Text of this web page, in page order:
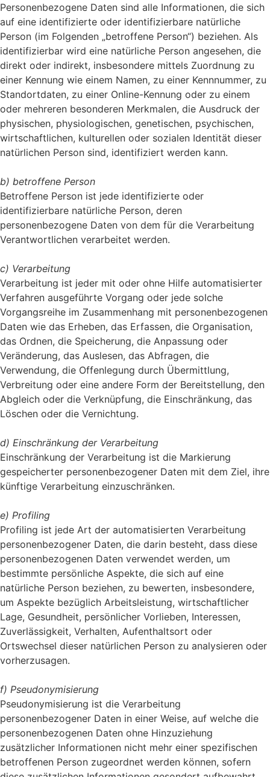
Personenbezogene Daten sind alle Informationen, die sich
auf eine identifizierte oder identifizierbare natürliche
Person (im Folgenden „betroffene Person“) beziehen. Als
identifizierbar wird eine natürliche Person angesehen, die
direkt oder indirekt, insbesondere mittels Zuordnung zu
einer Kennung wie einem Namen, zu einer Kennnummer, zu
Standortdaten, zu einer Online-Kennung oder zu einem
oder mehreren besonderen Merkmalen, die Ausdruck der
physischen, physiologischen, genetischen, psychischen,
wirtschaftlichen, kulturellen oder sozialen Identität dieser
natürlichen Person sind, identifiziert werden kann.
b) betroffene Person
Betroffene Person ist jede identifizierte oder
identifizierbare natürliche Person, deren
personenbezogene Daten von dem für die Verarbeitung
Verantwortlichen verarbeitet werden.
c) Verarbeitung
Verarbeitung ist jeder mit oder ohne Hilfe automatisierter
Verfahren ausgeführte Vorgang oder jede solche
Vorgangsreihe im Zusammenhang mit personenbezogenen
Daten wie das Erheben, das Erfassen, die Organisation,
das Ordnen, die Speicherung, die Anpassung oder
Veränderung, das Auslesen, das Abfragen, die
Verwendung, die Offenlegung durch Übermittlung,
Verbreitung oder eine andere Form der Bereitstellung, den
Abgleich oder die Verknüpfung, die Einschränkung, das
Löschen oder die Vernichtung.
d) Einschränkung der Verarbeitung
Einschränkung der Verarbeitung ist die Markierung
gespeicherter personenbezogener Daten mit dem Ziel, ihre
künftige Verarbeitung einzuschränken.
e) Profiling
Profiling ist jede Art der automatisierten Verarbeitung
personenbezogener Daten, die darin besteht, dass diese
personenbezogenen Daten verwendet werden, um
bestimmte persönliche Aspekte, die sich auf eine
natürliche Person beziehen, zu bewerten, insbesondere,
um Aspekte bezüglich Arbeitsleistung, wirtschaftlicher
Lage, Gesundheit, persönlicher Vorlieben, Interessen,
Zuverlässigkeit, Verhalten, Aufenthaltsort oder
Ortswechsel dieser natürlichen Person zu analysieren oder
vorherzusagen.
f) Pseudonymisierung
Pseudonymisierung ist die Verarbeitung
personenbezogener Daten in einer Weise, auf welche die
personenbezogenen Daten ohne Hinzuziehung
zusätzlicher Informationen nicht mehr einer spezifischen
betroffenen Person zugeordnet werden können, sofern